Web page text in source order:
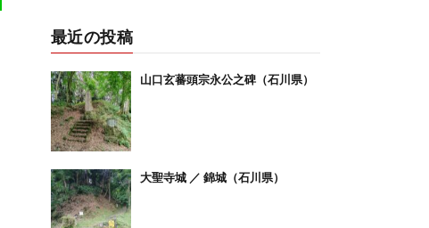
最近の投稿
山口玄蕃頭宗永公之碑（石川県）
大聖寺城 ／ 錦城（石川県）